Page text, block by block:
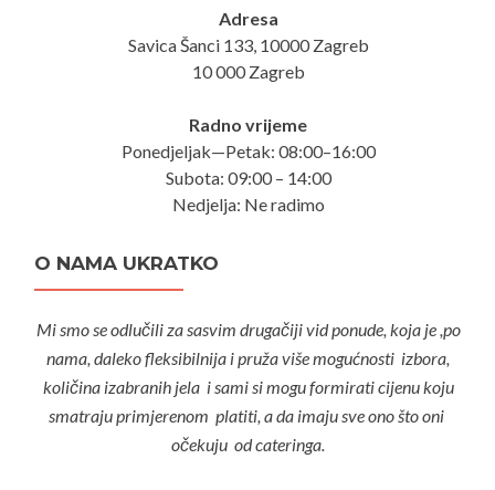
Adresa
Savica Šanci 133, 10000 Zagreb
10 000 Zagreb
Radno vrijeme
Ponedjeljak—Petak: 08:00–16:00
Subota: 09:00 – 14:00
Nedjelja: Ne radimo
O NAMA UKRATKO
Mi smo se odlučili za sasvim drugačiji vid ponude, koja je ,po
nama, daleko fleksibilnija i pruža više mogućnosti izbora,
količina izabranih jela i sami si mogu formirati cijenu koju
smatraju primjerenom platiti, a da imaju sve ono što oni
očekuju od cateringa.